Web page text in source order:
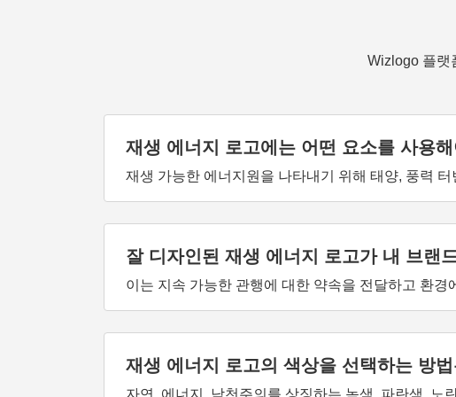
Wizlogo 플랫
재생 에너지 로고에는 어떤 요소를 사용
재생 가능한 에너지원을 나타내기 위해 태양, 풍력
잘 디자인된 재생 에너지 로고가 내 브랜
이는 지속 가능한 관행에 대한 약속을 전달하고 환
재생 에너지 로고의 색상을 선택하는 방
자연, 에너지, 낙천주의를 상징하는 녹색, 파란색, 노